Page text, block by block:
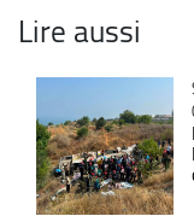
Lire aussi